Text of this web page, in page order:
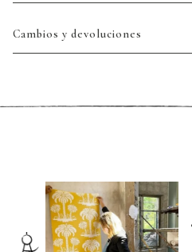
Cambios y devoluciones